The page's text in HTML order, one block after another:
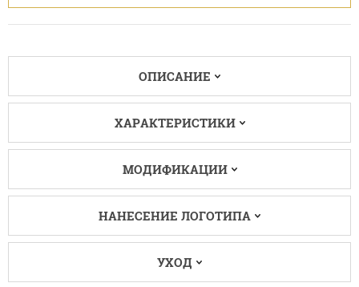
ОПИСАНИЕ
ХАРАКТЕРИСТИКИ
МОДИФИКАЦИИ
НАНЕСЕНИЕ ЛОГОТИПА
УХОД